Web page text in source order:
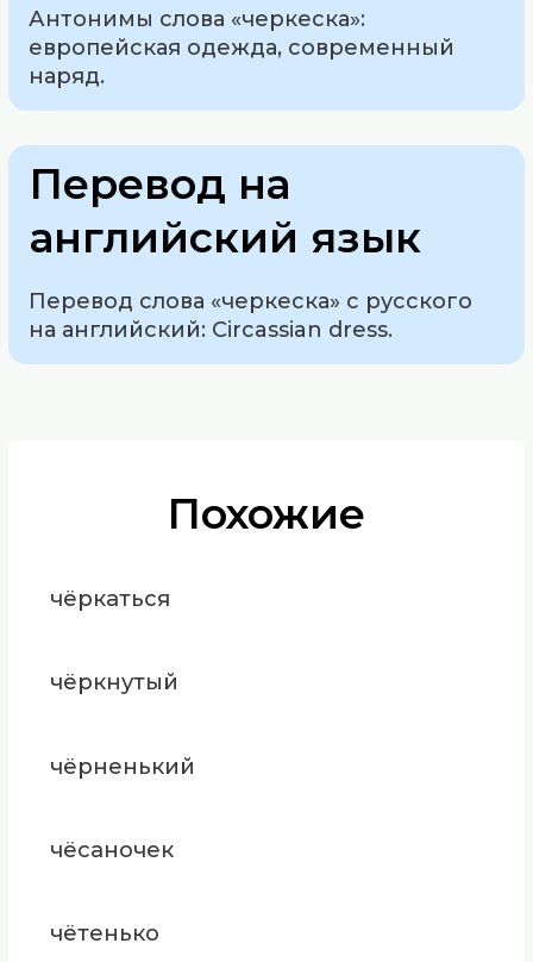
Антонимы слова «черкеска»:
европейская одежда, современный
наряд.
Перевод на
английский язык
Перевод слова «черкеска» с русского
на английский: Circassian dress.
Похожие
чёркаться
чёркнутый
чёрненький
чёсаночек
чётенько